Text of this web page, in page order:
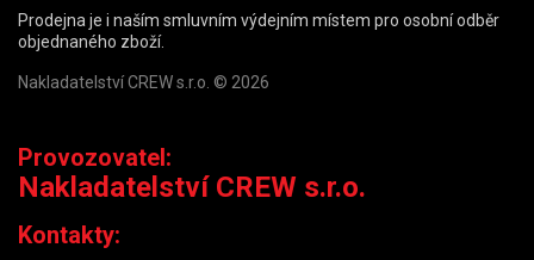
Prodejna je i naším smluvním výdejním místem pro osobní odběr
objednaného zboží.
Nakladatelství CREW s.r.o. © 2026
Provozovatel:
Nakladatelství CREW s.r.o.
Kontakty: